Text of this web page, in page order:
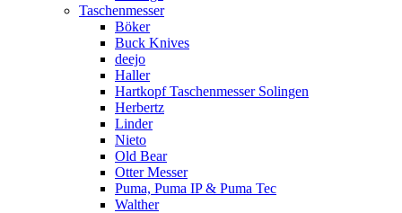
Taschenmesser
Böker
Buck Knives
deejo
Haller
Hartkopf Taschenmesser Solingen
Herbertz
Linder
Nieto
Old Bear
Otter Messer
Puma, Puma IP & Puma Tec
Walther